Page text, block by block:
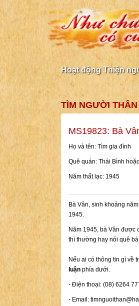
Hoạt động Thiện
TÌM NGƯỜI THÂN
MS19823: Bà
Họ và tên: Tìm gia đình
Quê quán: Thái Bình
Năm thất lạc: 1945
Bà Vân, sinh khoảng
1945.
Năm 1945, bà Vân được
thì thường hay nói quê
Nếu ai có thông tin gì về
luận phía dưới.
- Điện thoại: (08) 6264
- Email: